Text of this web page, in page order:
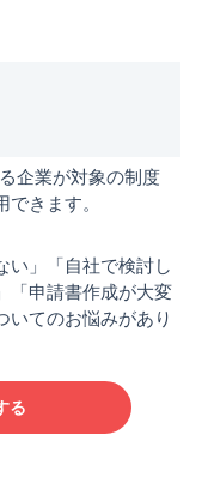
企業が対象の制度
きます。
い」「自社で検討し
「申請書作成が大変
いてのお悩みがあり
る